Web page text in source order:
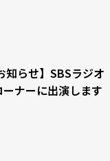
知らせ】SBSラジオ
ーナーに出演します